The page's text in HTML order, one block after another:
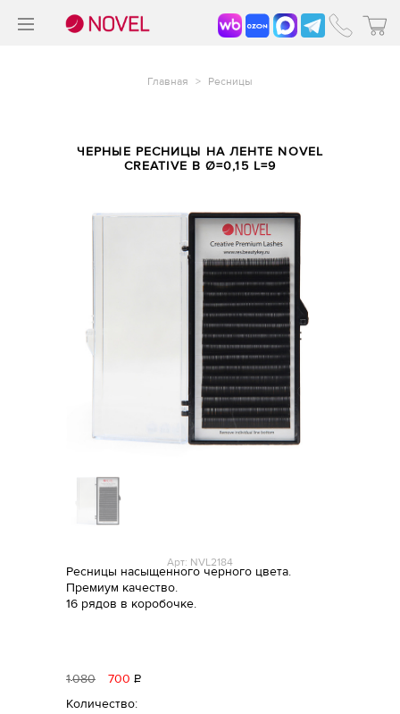
Главная > Ресницы
ЧЕРНЫЕ РЕСНИЦЫ НА ЛЕНТЕ NOVEL
CREATIVE B Ø=0,15 L=9
Арт: NVL2184
Ресницы насыщенного черного цвета.
Премиум качество.
16 рядов в коробочке.
1080 700 Р
Количество: